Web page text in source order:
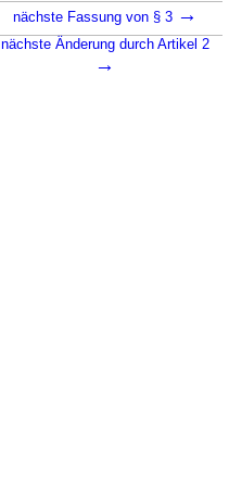
nächste Fassung von § 3 →
nächste Änderung durch Artikel 2
→